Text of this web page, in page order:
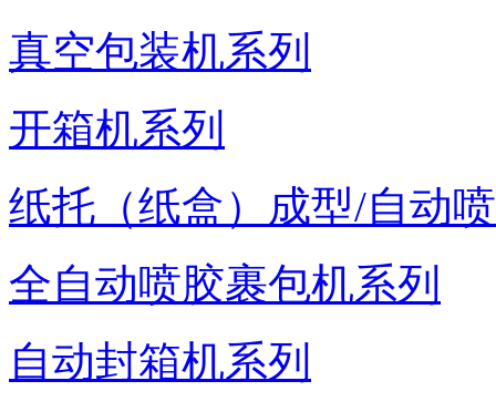
真空包装机系列
开箱机系列
纸托（纸盒）成型/自动
全自动喷胶裹包机系列
自动封箱机系列